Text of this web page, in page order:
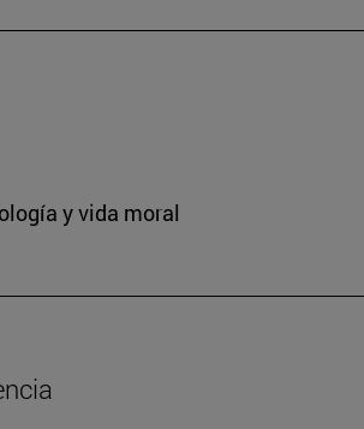
y vida moral